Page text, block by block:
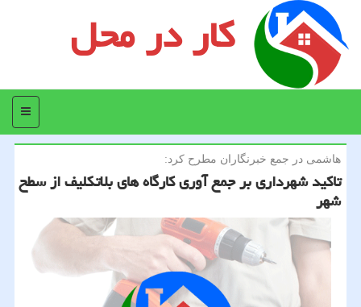
کار در محل
منو
هاشمی در جمع خبرنگاران مطرح كرد:
تاكید شهرداری بر جمع آوری كارگاه های بلاتكلیف از سطح
شهر